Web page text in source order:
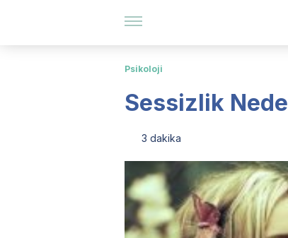
Psikoloji
Sessizlik
3 dakika